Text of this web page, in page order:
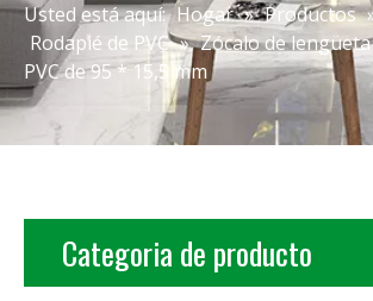
Usted está aquí: Hogar » Productos
Rodapié de PVC » Zócalo de
PVC de 95 * 15,5 mm
Categoria de producto